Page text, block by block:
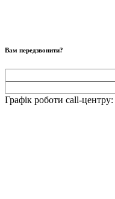
Вам передзвонити?
Графік роботи call-центру: